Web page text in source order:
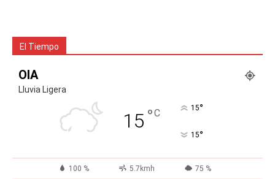
El Tiempo
OIA
Lluvia Ligera
15 °C 15°
15°
100 % 5.7kmh 75 %